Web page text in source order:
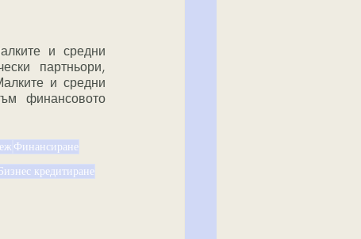
партньори,
и средни
финансовото
Финансиране
кредитиране